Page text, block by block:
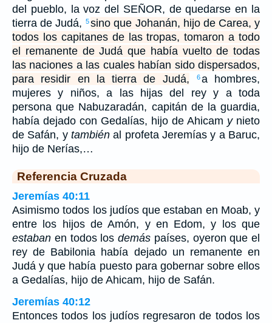
del pueblo, la voz del SEÑOR, de quedarse en la
tierra de Judá,
5sino que Johanán, hijo de Carea, y
todos los capitanes de las tropas, tomaron a todo
el remanente de Judá que había vuelto de todas
las naciones a las cuales habían sido dispersados,
para residir en la tierra de Judá,
6a hombres,
mujeres y niños, a las hijas del rey y a toda
persona que Nabuzaradán, capitán de la guardia,
había dejado con Gedalías, hijo de Ahicam ynieto
de Safán, y también al profeta Jeremías y a Baruc,
hijo de Nerías,…
Referencia Cruzada
Jeremías 40:11
Asimismo todos los judíos que estaban en Moab, y
entre los hijos de Amón, y en Edom, y los que
estaban en todos los demás países, oyeron que el
rey de Babilonia había dejado un remanente en
Judá y que había puesto para gobernar sobre ellos
a Gedalías, hijo de Ahicam, hijo de Safán.
Jeremías 40:12
Entonces todos los judíos regresaron de todos los